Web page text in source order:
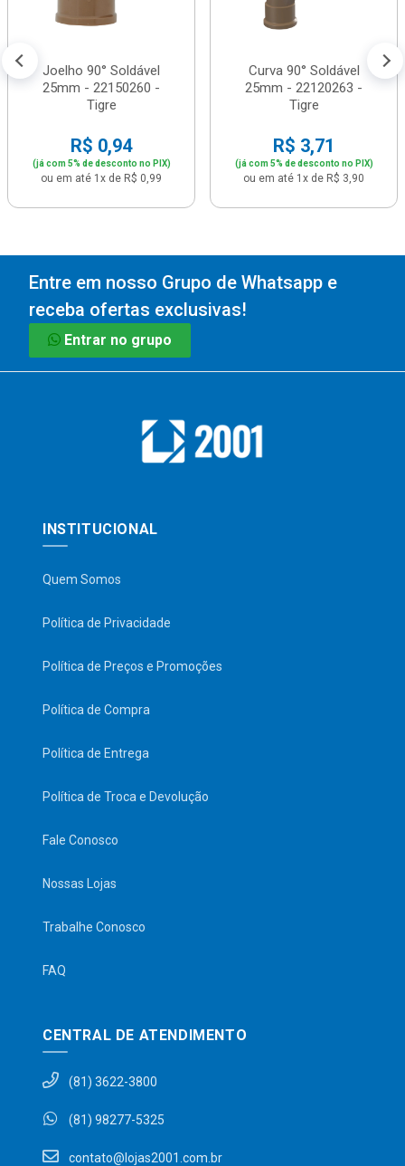
Joelho 90° Soldável
25mm - 22150260 -
Tigre
R$ 0,94
(já com 5% de desconto no PIX)
ou em até 1x de R$ 0,99
Curva 90° Soldável
25mm - 22120263 -
Tigre
R$ 3,71
(já com 5% de desconto no PIX)
ou em até 1x de R$ 3,90
Entre em nosso Grupo de Whatsapp e
receba ofertas exclusivas!
Entrar no grupo
INSTITUCIONAL
Quem Somos
Política de Privacidade
Política de Preços e Promoções
Política de Compra
Política de Entrega
Política de Troca e Devolução
Fale Conosco
Nossas Lojas
Trabalhe Conosco
FAQ
CENTRAL DE ATENDIMENTO
(81) 3622-3800
(81) 98277-5325
contato@lojas2001.com.br